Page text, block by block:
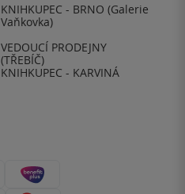
KNIHKUPEC - BRNO (Galerie
Vaňkovka)
VEDOUCÍ PRODEJNY
(TŘEBÍČ)
KNIHKUPEC - KARVINÁ